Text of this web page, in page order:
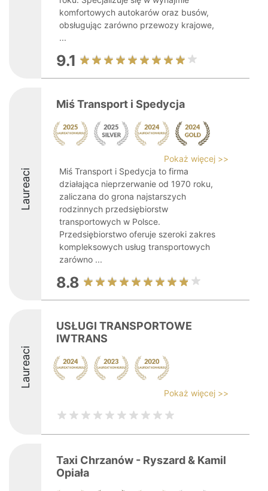
komfortowych autokarów oraz busów,
obsługując zarówno przewozy krajowe,
...
9.1
Laureaci
Miś Transport i Spedycja
Pokaż więcej >>
Miś Transport i Spedycja to firma
działająca nieprzerwanie od 1970 roku,
zaliczana do grona najstarszych
rodzinnych przedsiębiorstw
transportowych w Polsce.
Przedsiębiorstwo oferuje szeroki zakres
kompleksowych usług transportowych
zarówno ...
8.8
Laureaci
USŁUGI TRANSPORTOWE
IWTRANS
Pokaż więcej >>
Taxi Chrzanów - Ryszard & Kamil
Opiała